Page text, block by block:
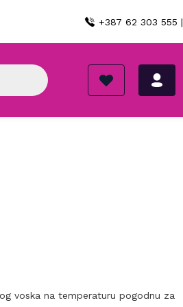
+387 62 303 555 |
voska na temperaturu pogodnu za